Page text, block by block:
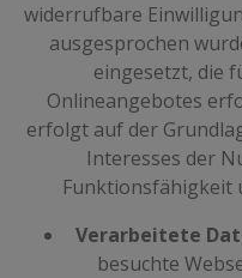
widerrufbare
ausgesprochen
eingesetzt, die
Onlineangebotes
erfolgt auf der
Interesses der
Funktionsfähigkeit
Verarbeitete
besuchte